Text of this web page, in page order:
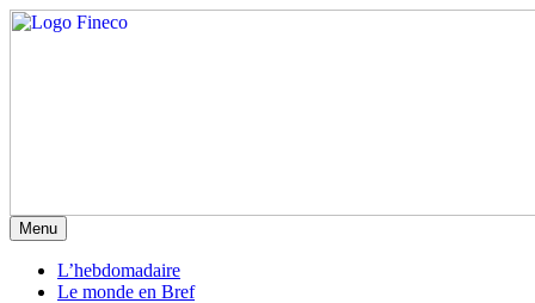
Menu
L’hebdomadaire
Le monde en Bref